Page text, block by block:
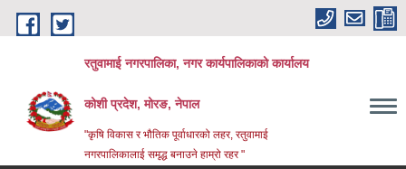
Skip to main content
रतुवामाई नगरपालिका, नगर कार्यपालिकाको कार्यालय
कोशी प्रदेश, मोरङ, नेपाल
"कृषि विकास र भौतिक पूर्वाधारको लहर, रतुवामाई
नगरपालिकालाई समृद्ध बनाउने हाम्रो रहर "